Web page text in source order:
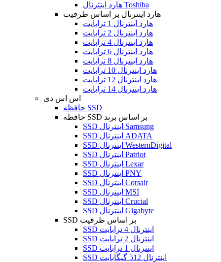
هارد اینترنال Toshiba
هارد اینترنال بر اساس ظرفیت
هارد اینترنال 1 ترابایت
هارد اینترنال 2 ترابایت
هارد اینترنال 4 ترابایت
هارد اینترنال 6 ترابایت
هارد اینترنال 8 ترابایت
هارد اینترنال 10 ترابایت
هارد اینترنال 12 ترابایت
هارد اینترنال 14 ترابایت
اس اس دی
حافظه SSD
حافظه SSD بر اساس برند
SSD اینترنال Samsung
SSD اینترنال ADATA
SSD اینترنال WesternDigital
SSD اینترنال Patriot
SSD اینترنال Lexar
SSD اینترنال PNY
SSD اینترنال Corsair
SSD اینترنال MSI
SSD اینترنال Crucial
SSD اینترنال Gigabyte
SSD بر اساس ظرفیت
SSD اینترنال 4 ترابایت
SSD اینترنال 2 ترابایت
SSD اینترنال 1 ترابایت
SSD اینترنال 512 گیگابایت